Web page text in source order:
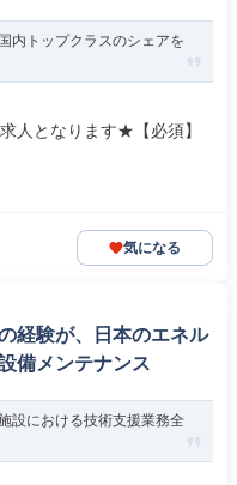
内トップクラスのシェアを
人となります★【必須】
気になる
経験が、日本のエネル
備メンテナンス
設における技術支援業務全